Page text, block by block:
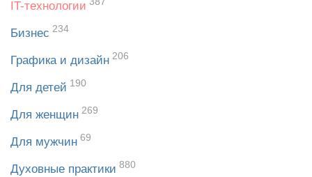
IT-технологии
Бизнес 234
Графика и дизайн 206
Для детей 190
Для женщин 269
Для мужчин 69
Духовные практики 880